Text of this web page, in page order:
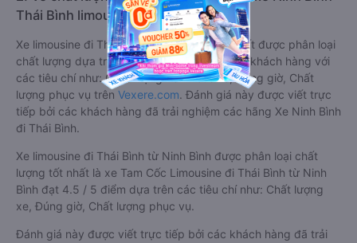
Thái Bình limousine
Xe limousine đi Thái Bình từ Ninh Bình tốt nhất được phân loại
chất lượng dựa trên đánh giá từ 1 đến 5 của khách hàng với
các tiêu chí như: Chất lượng xe limousine, Đúng giờ, Chất
lượng phục vụ trên Vexere.com. Đánh giá này được viết trực
tiếp bởi các khách hàng đã trải nghiệm các hãng Xe Ninh Bình
đi Thái Bình.
Xe limousine đi Thái Bình từ Ninh Bình được phân loại chất
lượng tốt nhất là xe Tam Cốc Limousine đi Thái Bình từ Ninh
Bình đạt 4.5 / 5 điểm dựa trên các tiêu chí như: Chất lượng
xe, Đúng giờ, Chất lượng phục vụ.
Đánh giá này được viết trực tiếp bởi các khách hàng đã trải